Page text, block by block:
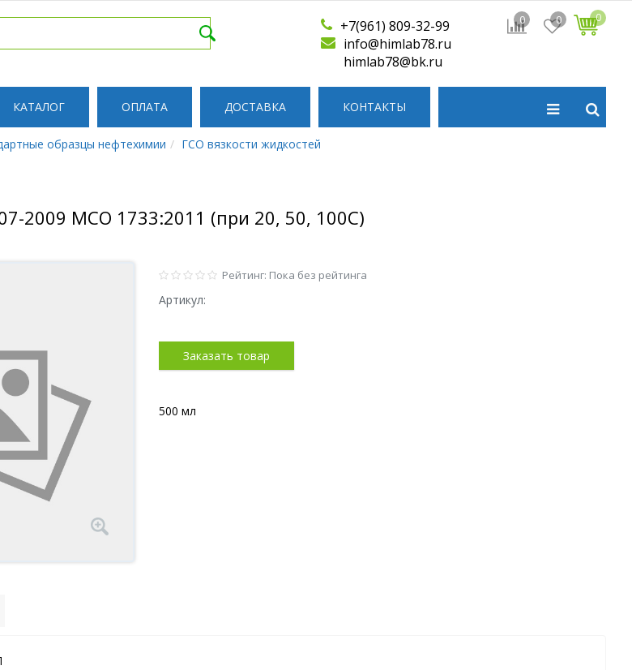
+7(961) 809-32-99
info@himlab78.ru
himlab78@bk.ru
0 0 0
КАТАЛОГ ОПЛАТА ДОСТАВКА КОНТАКТЫ
образцы нефтехимии
ГСО вязкости жидкостей
2009 МСО 1733:2011 (при 20, 50, 100С)
Рейтинг: Пока без рейтинга
Артикул:
Заказать товар
500 мл